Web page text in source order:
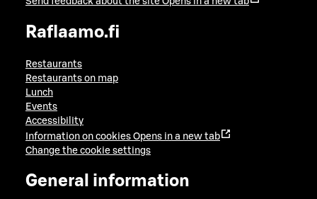
Raflaamo.fi
Restaurants
Restaurants on map
Lunch
Events
Accessibility
Information on cookies Opens in a new tab
Change the cookie settings
General information